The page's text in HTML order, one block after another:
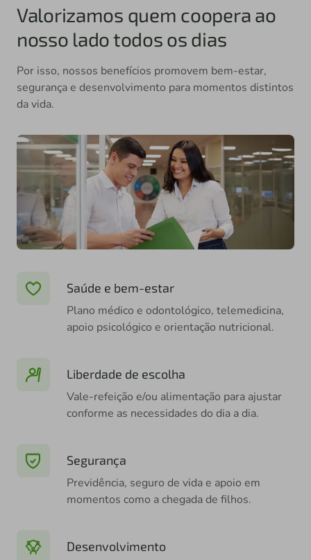
Valorizamos quem coopera ao
nosso lado todos os dias
Por isso, nossos benefícios promovem bem-estar,
segurança e desenvolvimento para momentos distintos
da vida.
Saúde e bem-estar
Plano médico e odontológico, telemedicina,
apoio psicológico e orientação nutricional.
Liberdade de escolha
Vale-refeição e/ou alimentação para ajustar
conforme as necessidades do dia a dia.
Segurança
Previdência, seguro de vida e apoio em
momentos como a chegada de filhos.
Desenvolvimento